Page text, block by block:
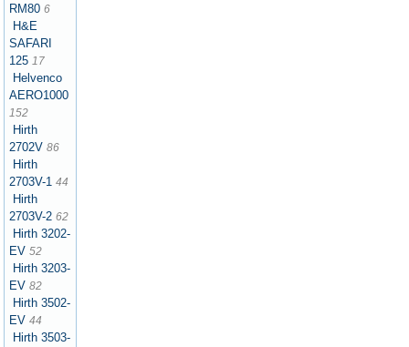
RM80 6
H&E
SAFARI
125 17
Helvenco
AERO1000
152
Hirth
2702V 86
Hirth
2703V-1 44
Hirth
2703V-2 62
Hirth 3202-
EV 52
Hirth 3203-
EV 82
Hirth 3502-
EV 44
Hirth 3503-